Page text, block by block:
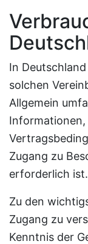
In
solchen
Allgemein
Zugang zu
erforderlich ist.
Zu den
Zugang zu
Kenntnis der